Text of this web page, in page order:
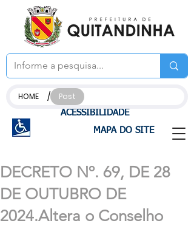
ACESSIBILIDADE
MAPA DO SITE
HOME / Post
DECRETO Nº. 69, DE 28
DE OUTUBRO DE
2024.Altera o Conselho